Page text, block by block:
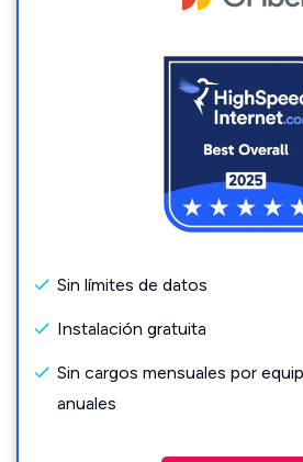
Sin límites de datos
Instalación gratuita
Sin cargos mensuales por
anuales